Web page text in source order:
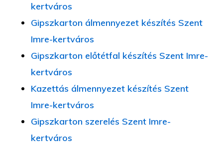
kertváros
Gipszkarton álmennyezet készítés Szent
Imre-kertváros
Gipszkarton előtétfal készítés Szent Imre-
kertváros
Kazettás álmennyezet készítés Szent
Imre-kertváros
Gipszkarton szerelés Szent Imre-
kertváros